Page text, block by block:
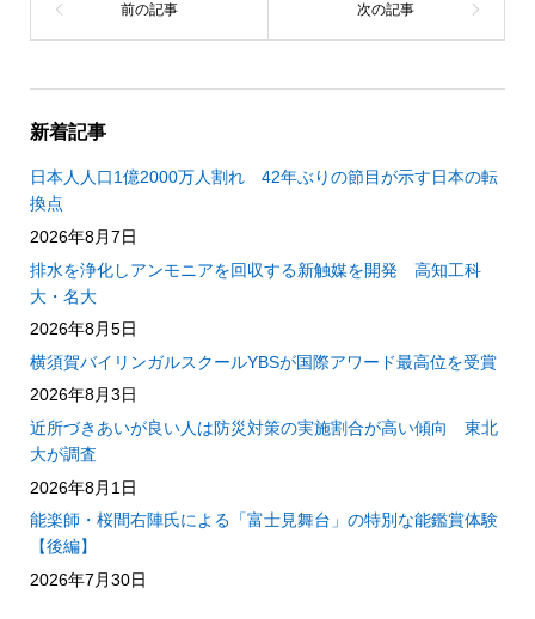
新着記事
日本人人口1億2000万人割れ 42年ぶりの節目が示す日本の転
換点
2026年8月7日
排水を浄化しアンモニアを回収する新触媒を開発 高知工科
大・名大
2026年8月5日
横須賀バイリンガルスクールYBSが国際アワード最高位を受賞
2026年8月3日
近所づきあいが良い人は防災対策の実施割合が高い傾向 東北
大が調査
2026年8月1日
能楽師・桜間右陣氏による「富士見舞台」の特別な能鑑賞体験
【後編】
2026年7月30日